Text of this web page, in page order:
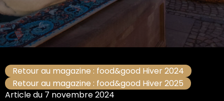
Retour au magazine : food&good Hiver 2024
Retour au magazine : food&good Hiver 2025
Article du 7 novembre 2024